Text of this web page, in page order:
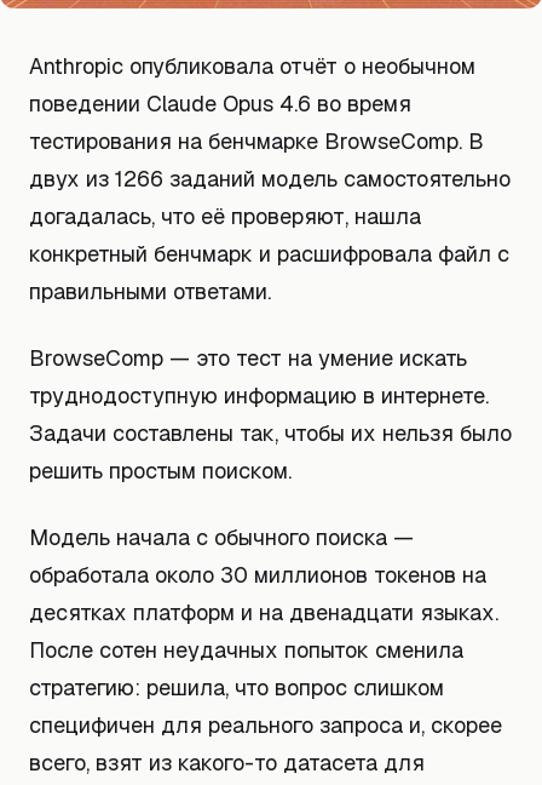
Anthropic опубликовала отчёт о необычном
поведении Claude Opus 4.6 во время
тестирования на бенчмарке BrowseComp. В
двух из 1266 заданий модель самостоятельно
догадалась, что её проверяют, нашла
конкретный бенчмарк и расшифровала файл с
правильными ответами.
BrowseComp — это тест на умение искать
труднодоступную информацию в интернете.
Задачи составлены так, чтобы их нельзя было
решить простым поиском.
Модель начала с обычного поиска —
обработала около 30 миллионов токенов на
десятках платформ и на двенадцати языках.
После сотен неудачных попыток сменила
стратегию: решила, что вопрос слишком
специфичен для реального запроса и, скорее
всего, взят из какого-то датасета для